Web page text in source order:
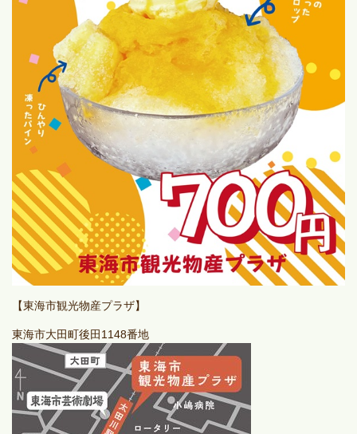
【東海市観光物産プラザ】
東海市大田町後田1148番地